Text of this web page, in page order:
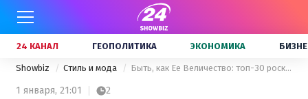
24 КАНАЛ ГЕОПОЛИТИКА ЭКОНОМИКА
Showbiz Стиль и мода Быть, как Ее Величество: топ-30 роскошных образов королевы Летиции за время правления
1 января, 21:01 2